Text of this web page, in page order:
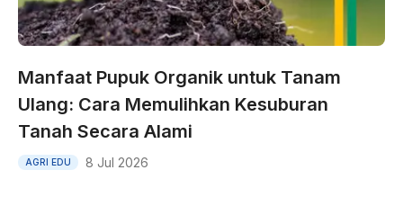
Manfaat Pupuk Organik untuk Tanam
Ulang: Cara Memulihkan Kesuburan
Tanah Secara Alami
AGRI EDU 8 Jul 2026